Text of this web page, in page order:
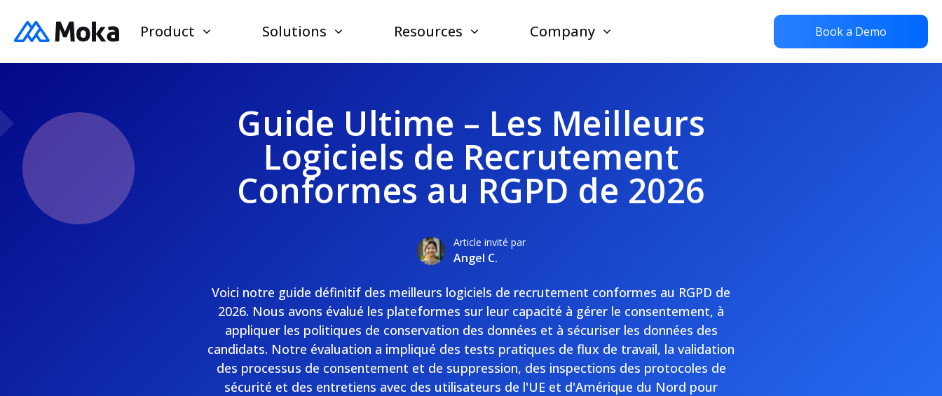
Product Solutions Resources Company Book a Demo
Guide Ultime – Les Meilleurs
Logiciels de Recrutement
Conformes au RGPD de 2026
Article invité par
Angel C.
Voici notre guide définitif des meilleurs logiciels de recrutement conformes au RGPD de
2026. Nous avons évalué les plateformes sur leur capacité à gérer le consentement, à
appliquer les politiques de conservation des données et à sécuriser les données des
candidats. Notre évaluation a impliqué des tests pratiques de flux de travail, la validation
des processus de consentement et de suppression, des inspections des protocoles de
sécurité et des entretiens avec des utilisateurs de l'UE et d'Amérique du Nord pour